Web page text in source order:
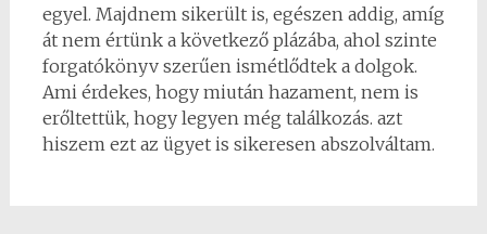
egyel. Majdnem sikerült is, egészen addig, amíg
át nem értünk a következő plázába, ahol szinte
forgatókönyv szerűen ismétlődtek a dolgok.
Ami érdekes, hogy miután hazament, nem is
erőltettük, hogy legyen még találkozás. azt
hiszem ezt az ügyet is sikeresen abszolváltam.